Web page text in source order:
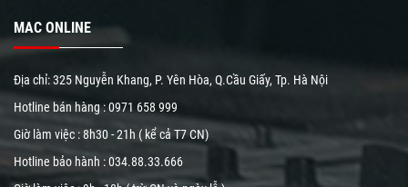
MAC ONLINE
Địa chỉ: 325 Nguyễn Khang, P. Yên Hòa, Q.Cầu Giấy, Tp. Hà Nội
Hotline bán hàng :0971 658 999
Giờ làm việc : 8h30 - 21h ( kể cả T7 CN)
Hotline bảo hành :034.88.33.666